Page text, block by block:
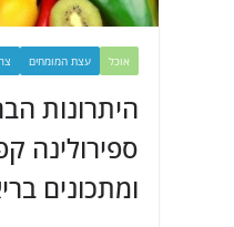
אוכל עצת המומחים
היתרונות
ספירולינה
ומתכונים